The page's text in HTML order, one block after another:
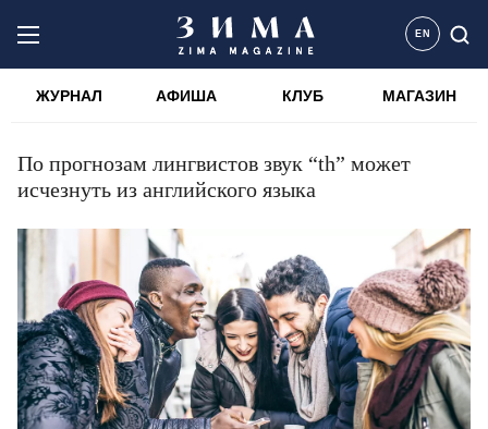
EN
ЖУРНАЛ АФИША КЛУБ МАГАЗИН
По прогнозам лингвистов звук “th” может
исчезнуть из английского языка